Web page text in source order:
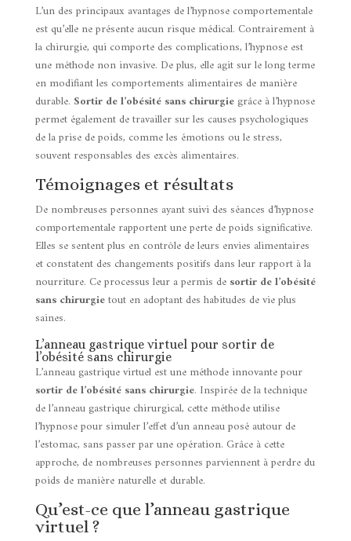
L’un des principaux avantages de l’hypnose comportementale
est qu’elle ne présente aucun risque médical. Contrairement à
la chirurgie, qui comporte des complications, l’hypnose est
une méthode non invasive. De plus, elle agit sur le long terme
en modifiant les comportements alimentaires de manière
durable. Sortir de l’obésité sans chirurgiegrâce à l’hypnose
permet également de travailler sur les causes psychologiques
de la prise de poids, comme les émotions ou le stress,
souvent responsables des excès alimentaires.
Témoignages et résultats
De nombreuses personnes ayant suivi des séances d’hypnose
comportementale rapportent une perte de poids significative.
Elles se sentent plus en contrôle de leurs envies alimentaires
et constatent des changements positifs dans leur rapport à la
nourriture. Ce processus leur a permis de sortir de l’obésité
sans chirurgietout en adoptant des habitudes de vie plus
saines.
L’anneau gastrique virtuel pour sortir de
l’obésité sans chirurgie
L’anneau gastrique virtuel est une méthode innovante pour
sortir de l’obésité sans chirurgie. Inspirée de la technique
de l’anneau gastrique chirurgical, cette méthode utilise
l’hypnose pour simuler l’effet d’un anneau posé autour de
l’estomac, sans passer par une opération. Grâce à cette
approche, de nombreuses personnes parviennent à perdre du
poids de manière naturelle et durable.
Qu’est-ce que l’anneau gastrique
virtuel ?